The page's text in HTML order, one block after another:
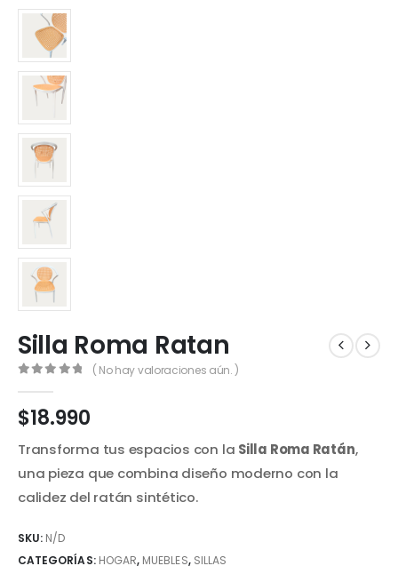
Silla Roma Ratan
( No hay valoraciones aún. )
$18.990
Transforma tus espacios con la Silla Roma Ratán,
una pieza que combina diseño moderno con la
calidez del ratán sintético.
SKU: N/D
CATEGORÍAS: HOGAR, MUEBLES, SILLAS